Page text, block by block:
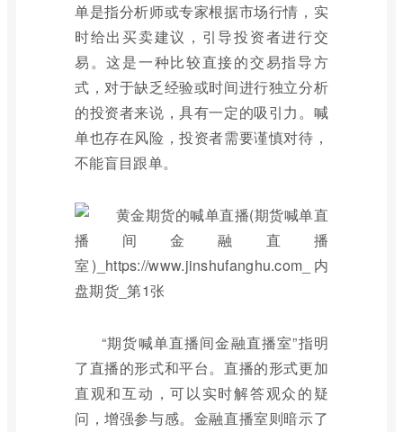
单是指分析师或专家根据市场行情，实
时给出买卖建议，引导投资者进行交
易。这是一种比较直接的交易指导方
式，对于缺乏经验或时间进行独立分析
的投资者来说，具有一定的吸引力。喊
单也存在风险，投资者需要谨慎对待，
不能盲目跟单。
“期货喊单直播间金融直播室”指明
了直播的形式和平台。直播的形式更加
直观和互动，可以实时解答观众的疑
问，增强参与感。金融直播室则暗示了